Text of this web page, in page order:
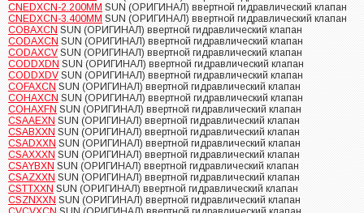
CNEDXCN-2.200MM SUN (ОРИГИНАЛ) ввертной гидравлический клапан
CNEDXCN-3.400MM SUN (ОРИГИНАЛ) ввертной гидравлический клапан
COBAXCN SUN (ОРИГИНАЛ) ввертной гидравлический клапан
CODAXCN SUN (ОРИГИНАЛ) ввертной гидравлический клапан
CODAXCV SUN (ОРИГИНАЛ) ввертной гидравлический клапан
CODDXDN SUN (ОРИГИНАЛ) ввертной гидравлический клапан
CODDXDV SUN (ОРИГИНАЛ) ввертной гидравлический клапан
COFAXCN SUN (ОРИГИНАЛ) ввертной гидравлический клапан
COHAXCN SUN (ОРИГИНАЛ) ввертной гидравлический клапан
COHAXFN SUN (ОРИГИНАЛ) ввертной гидравлический клапан
CSAAEXN SUN (ОРИГИНАЛ) ввертной гидравлический клапан
CSABXXN SUN (ОРИГИНАЛ) ввертной гидравлический клапан
CSADXXN SUN (ОРИГИНАЛ) ввертной гидравлический клапан
CSAXXXN SUN (ОРИГИНАЛ) ввертной гидравлический клапан
CSAYBXN SUN (ОРИГИНАЛ) ввертной гидравлический клапан
CSAZXXN SUN (ОРИГИНАЛ) ввертной гидравлический клапан
CSTTXXN SUN (ОРИГИНАЛ) ввертной гидравлический клапан
CSZNXXN SUN (ОРИГИНАЛ) ввертной гидравлический клапан